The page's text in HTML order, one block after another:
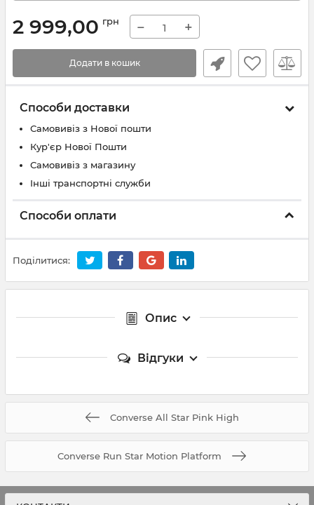
2 999,00 грн − +
Додати в кошик
Способи доставки
Самовивіз з Нової пошти
Кур'єр Нової Пошти
Самовивіз з магазину
Інші транспортні служби
Способи оплати
Поділитися:
Опис
Відгуки
Converse All Star Pink High
Converse Run Star Motion Platform